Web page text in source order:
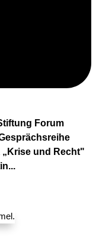
Forum
„Krise und Recht"